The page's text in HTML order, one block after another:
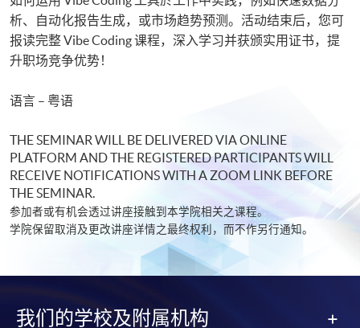
析、自动化报告生成，或市场趋势预测。活动结束后，您可
报读完整 Vibe Coding 课程，深入学习并获颁实用证书，提
升职场竞争优势！
语言 – 粤语
THE SEMINAR WILL BE DELIVERED VIA ONLINE
PLATFORM AND THE REGISTERED PARTICIPANTS WILL
RECEIVE NOTIFICATIONS WITH A ZOOM LINK BEFORE
THE SEMINAR.
参加者或有机会透过讲座接触到本学院相关之课程。
学院保留取消及更改讲座详情之最终权利，而不作另行通知。​
我们的学校及附属机构